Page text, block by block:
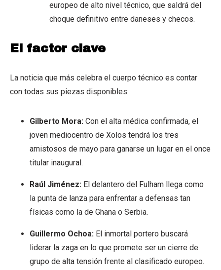
europeo de alto nivel técnico, que saldrá del
choque definitivo entre daneses y checos.
El factor clave
La noticia que más celebra el cuerpo técnico es contar
con todas sus piezas disponibles:
Gilberto Mora: Con el alta médica confirmada, el
joven mediocentro de Xolos tendrá los tres
amistosos de mayo para ganarse un lugar en el once
titular inaugural.
Raúl Jiménez: El delantero del Fulham llega como
la punta de lanza para enfrentar a defensas tan
físicas como la de Ghana o Serbia.
Guillermo Ochoa: El inmortal portero buscará
liderar la zaga en lo que promete ser un cierre de
grupo de alta tensión frente al clasificado europeo.